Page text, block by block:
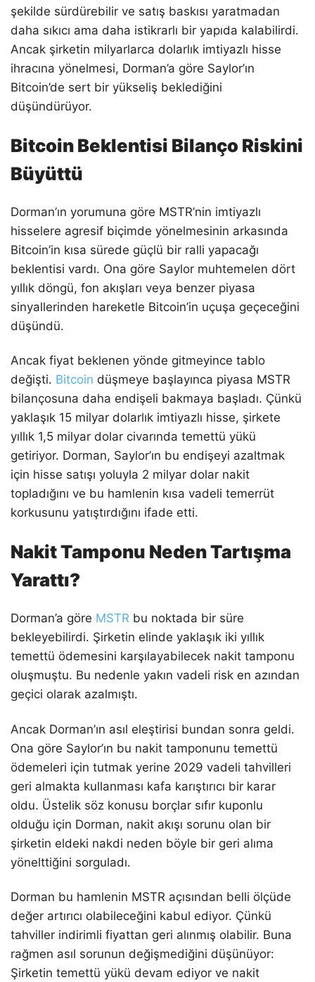
şekilde sürdürebilir ve satış baskısı yaratmadan
daha sıkıcı ama daha istikrarlı bir yapıda kalabilirdi.
Ancak şirketin milyarlarca dolarlık imtiyazlı hisse
ihracına yönelmesi, Dorman’a göre Saylor’ın
Bitcoin’de sert bir yükseliş beklediğini
düşündürüyor.
Bitcoin Beklentisi Bilanço Riskini
Büyüttü
Dorman’ın yorumuna göre MSTR’nin imtiyazlı
hisselere agresif biçimde yönelmesinin arkasında
Bitcoin’in kısa sürede güçlü bir ralli yapacağı
beklentisi vardı. Ona göre Saylor muhtemelen dört
yıllık döngü, fon akışları veya benzer piyasa
sinyallerinden hareketle Bitcoin’in uçuşa geçeceğini
düşündü.
Ancak fiyat beklenen yönde gitmeyince tablo
değişti. Bitcoin düşmeye başlayınca piyasa MSTR
bilançosuna daha endişeli bakmaya başladı. Çünkü
yaklaşık 15 milyar dolarlık imtiyazlı hisse, şirkete
yıllık 1,5 milyar dolar civarında temettü yükü
getiriyor. Dorman, Saylor’ın bu endişeyi azaltmak
için hisse satışı yoluyla 2 milyar dolar nakit
topladığını ve bu hamlenin kısa vadeli temerrüt
korkusunu yatıştırdığını ifade etti.
Nakit Tamponu Neden Tartışma
Yarattı?
Dorman’a göre MSTR bu noktada bir süre
bekleyebilirdi. Şirketin elinde yaklaşık iki yıllık
temettü ödemesini karşılayabilecek nakit tamponu
oluşmuştu. Bu nedenle yakın vadeli risk en azından
geçici olarak azalmıştı.
Ancak Dorman’ın asıl eleştirisi bundan sonra geldi.
Ona göre Saylor’ın bu nakit tamponunu temettü
ödemeleri için tutmak yerine 2029 vadeli tahvilleri
geri almakta kullanması kafa karıştırıcı bir karar
oldu. Üstelik söz konusu borçlar sıfır kuponlu
olduğu için Dorman, nakit akışı sorunu olan bir
şirketin eldeki nakdi neden böyle bir geri alıma
yönelttiğini sorguladı.
Dorman bu hamlenin MSTR açısından belli ölçüde
değer artırıcı olabileceğini kabul ediyor. Çünkü
tahviller indirimli fiyattan geri alınmış olabilir. Buna
rağmen asıl sorunun değişmediğini düşünüyor:
Şirketin temettü yükü devam ediyor ve nakit